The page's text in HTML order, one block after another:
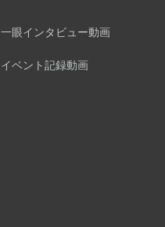
一眼インタビュー動画
イベント記録動画